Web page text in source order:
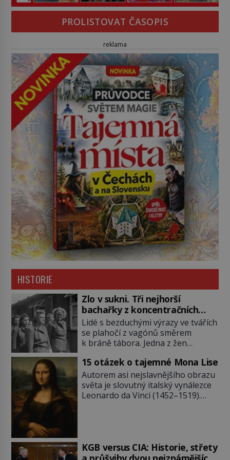
PROLISTOVAT ČASOPIS
reklama
HISTORIE
Zlo v sukni. Tři nejhorší
bachařky z koncentračních
táborů
Lidé s bezduchými výrazy ve tvářích
se plahočí z vagónů směrem
k bráně tábora. Jedna z žen
jejich oči se setkají. Místo soucitu
však přichází gesto, které
nebožačku posílá rovnou do
plynové komory. Jména jako Rudolf
15 otázek o tajemné Mona Lise
Autorem asi nejslavnějšího obrazu
světa je slovutný italský vynálezce
Leonardo da Vinci (1452–1519).
pověsil Napoleon? Samotný císař
Napoleon Bonaparte (1769–1821)
KGB versus CIA: Historie, střety